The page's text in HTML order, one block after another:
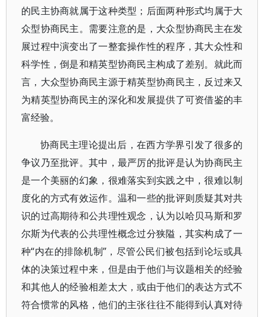
的民主协商就属于这种类型；后面两种形式均属于大
众型协商民主。需要注意的是，大众型协商民主在发
展过程中演变出了一整套操作性的程序，其大众性和
科学性，倒是和精英型协商民主构成了差别。就此而
言，大众型协商民主源于精英型协商民主，反过来又
为精英型协商民主的深化和发展提供了可资借鉴的丰
富经验。
协商民主理论提出后，在西方学界引发了很多的
争议乃至批评。其中，最严厉的批评是认为协商民主
是一个美丽的幻象，很难落实到实践之中，很难以制
度化的方式有效运作。温和一些的批评则质疑其对共
识的过高期待和公共理性观念，认为以哈贝马斯和罗
尔斯为代表的公共理性概念过分狭隘，其实构成了一
种“内在的排除机制”，尽管公民们被包括到论坛或具
体的决策过程中来，但是由于他们与议题相关的经验
和其他人的经验相差太大，或由于他们的表达方式不
符合惯常的风格，他们的主张往往不能得到认真对待